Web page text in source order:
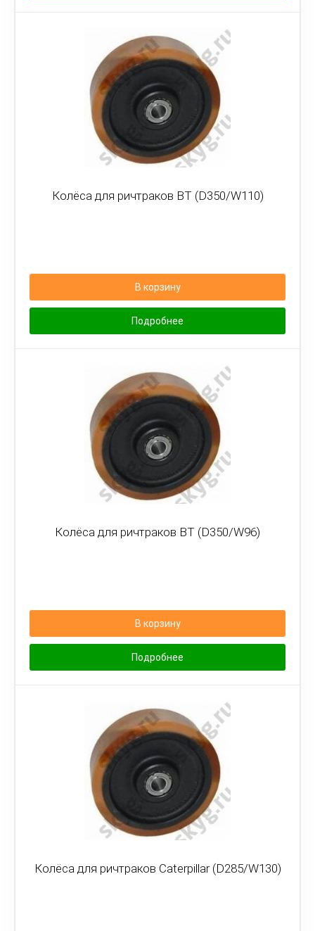
Колёса для ричтраков BT (D350/W110)
В корзину
Подробнее
Колёса для ричтраков BT (D350/W96)
В корзину
Подробнее
Колёса для ричтраков Caterpillar (D285/W130)